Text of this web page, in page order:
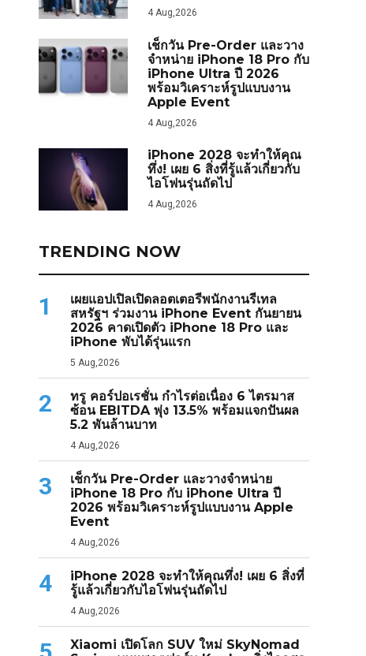
4 Aug,2026
เช็กวัน Pre-Order และวาง
จำหน่าย iPhone 18 Pro กับ
iPhone Ultra ปี 2026
พร้อมวิเคราะห์รูปแบบงาน
Apple Event
4 Aug,2026
iPhone 2028 จะทำให้คุณ
ทึ่ง! เผย 6 สิ่งที่รู้แล้วเกี่ยวกับ
ไอโฟนรุ่นถัดไป
4 Aug,2026
TRENDING NOW
1
เผยแอปเปิลเปิดลอตเตอรีพนักงานรีเทล
สหรัฐฯ ร่วมงาน iPhone Event กันยายน
2026 คาดเปิดตัว iPhone 18 Pro และ
iPhone พับได้รุ่นแรก
5 Aug,2026
2
ทรู คอร์ปอเรชั่น กำไรต่อเนื่อง 6 ไตรมาส
ซ้อน EBITDA พุ่ง 13.5% พร้อมแจกปันผล
5.2 พันล้านบาท
4 Aug,2026
3
เช็กวัน Pre-Order และวางจำหน่าย
iPhone 18 Pro กับ iPhone Ultra ปี
2026 พร้อมวิเคราะห์รูปแบบงาน Apple
Event
4 Aug,2026
4
iPhone 2028 จะทำให้คุณทึ่ง! เผย 6 สิ่งที่
รู้แล้วเกี่ยวกับไอโฟนรุ่นถัดไป
4 Aug,2026
Xiaomi เปิดโลก SUV ใหม่ SkyNomad